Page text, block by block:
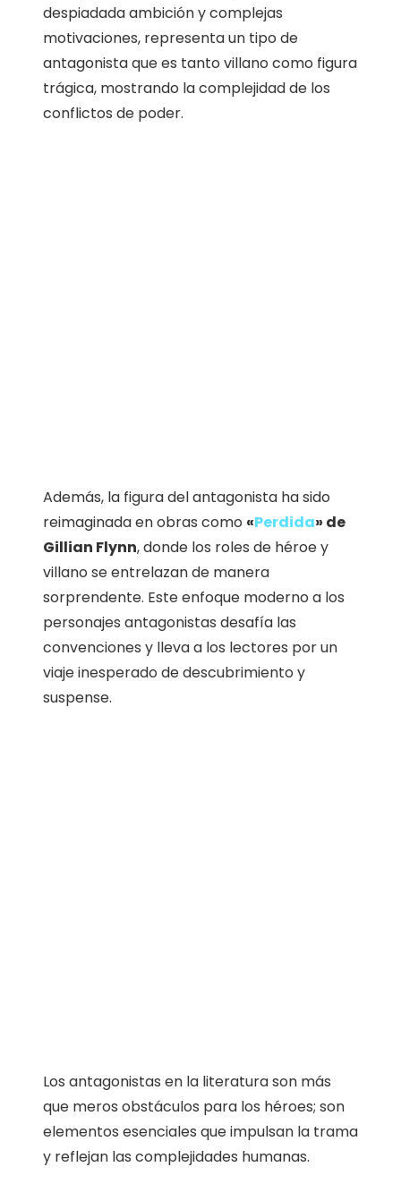
despiadada ambición y complejas
motivaciones, representa un tipo de
antagonista que es tanto villano como figura
trágica, mostrando la complejidad de los
conflictos de poder.
Además, la figura del antagonista ha sido
reimaginada en obras como «Perdida» de
Gillian Flynn, donde los roles de héroe y
villano se entrelazan de manera
sorprendente. Este enfoque moderno a los
personajes antagonistas desafía las
convenciones y lleva a los lectores por un
viaje inesperado de descubrimiento y
suspense.
Los antagonistas en la literatura son más
que meros obstáculos para los héroes; son
elementos esenciales que impulsan la trama
y reflejan las complejidades humanas.